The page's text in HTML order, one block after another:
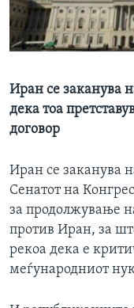
ИНТЕРВЈУА
Јазици
Иран се заканува
дека тоа
договор
Иран се заканува
Сенатот на
за продолжување
против Иран, за
рекоа дека е
меѓународниот